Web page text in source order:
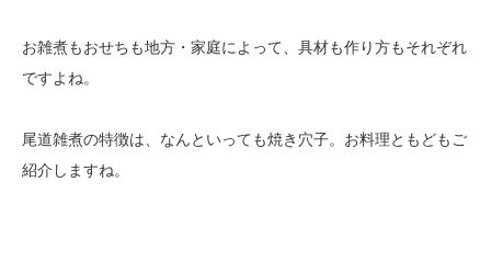
お雑煮もおせちも地方・家庭によって、具材も作り方もそれぞれ
ですよね。
尾道雑煮の特徴は、なんといっても焼き穴子。お料理ともどもご
紹介しますね。